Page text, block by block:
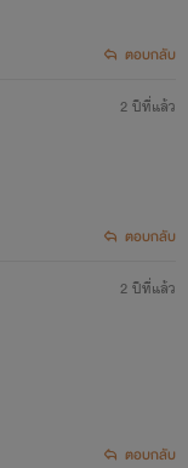
ตอบกลับ
2 ปีที่แล้ว
ตอบกลับ
2 ปีที่แล้ว
ตอบกลับ